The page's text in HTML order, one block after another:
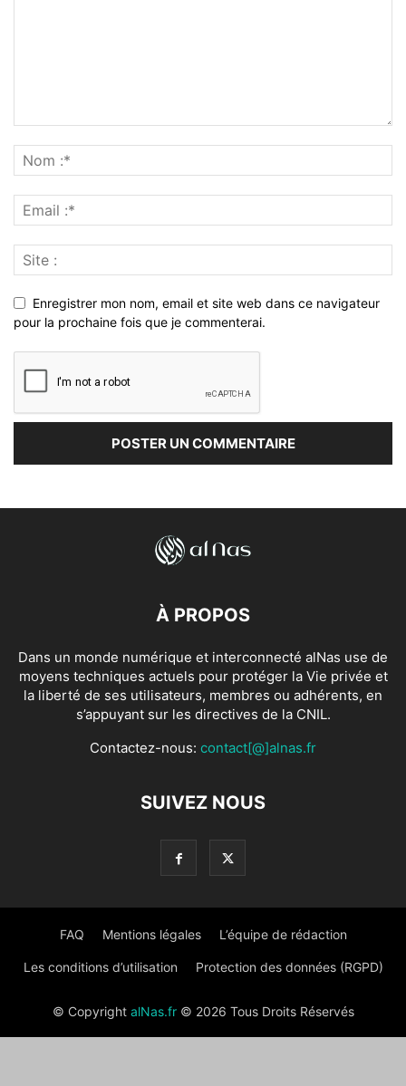
Enregistrer mon nom, email et site web dans ce navigateur
pour la prochaine fois que je commenterai.
À PROPOS
Dans un monde numérique et interconnecté alNas use de
moyens techniques actuels pour protéger la Vie privée et
la liberté de ses utilisateurs, membres ou adhérents, en
s’appuyant sur les directives de la CNIL.
Contactez-nous: contact[@]alnas.fr
SUIVEZ NOUS
FAQ Mentions légales L’équipe de rédaction
Les conditions d’utilisation Protection des données (RGPD)
© Copyright alNas.fr© 2026 Tous Droits Réservés